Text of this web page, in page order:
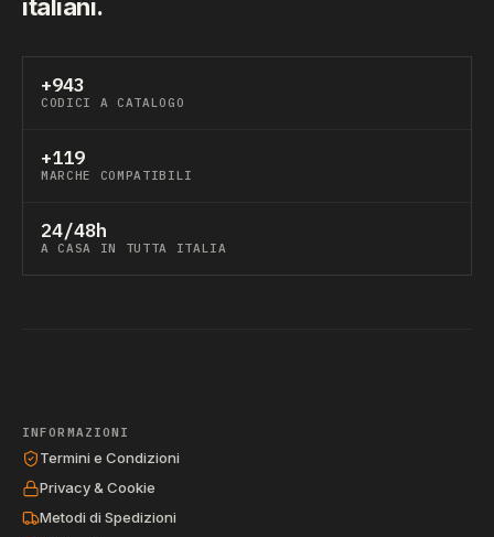
italiani.
+943
CODICI A CATALOGO
+119
MARCHE COMPATIBILI
24/48h
A CASA IN TUTTA ITALIA
INFORMAZIONI
Termini e Condizioni
Privacy & Cookie
Metodi di Spedizioni